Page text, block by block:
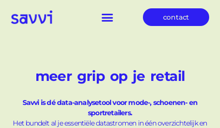
contact
meer grip op je retail
Savvi is dé data-analysetool voor mode-, schoenen- en
sportretailers.
Het bundelt al je essentiële datastromen in één overzichtelijk en